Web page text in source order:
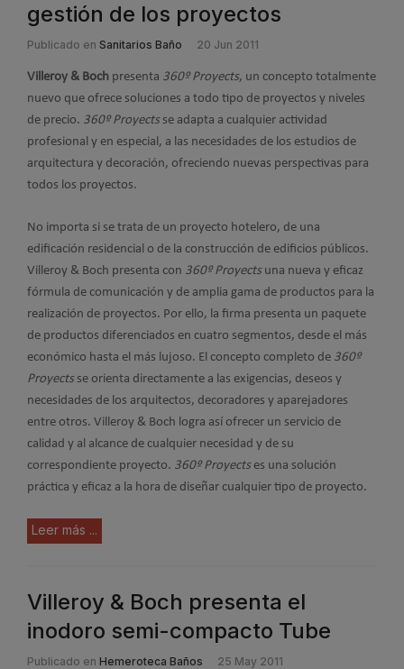
gestión de los proyectos
Publicado en Sanitarios Baño 20 Jun 2011
Villeroy & Boch presenta 360º Proyects, un concepto totalmente
nuevo que ofrece soluciones a todo tipo de proyectos y niveles
de precio. 360º Proyectsse adapta a cualquier actividad
profesional y en especial, a las necesidades de los estudios de
arquitectura y decoración, ofreciendo nuevas perspectivas para
todos los proyectos.
No importa si se trata de un proyecto hotelero, de una
edificación residencial o de la construcción de edificios públicos.
Villeroy & Boch presenta con 360º Proyects una nueva y eficaz
fórmula de comunicación y de amplia gama de productos para la
realización de proyectos. Por ello, la firma presenta un paquete
de productos diferenciados en cuatro segmentos, desde el más
económico hasta el más lujoso. El concepto completo de 360º
Proyectsse orienta directamente a las exigencias, deseos y
necesidades de los arquitectos, decoradores y aparejadores
entre otros. Villeroy & Boch logra así ofrecer un servicio de
calidad y al alcance de cualquier necesidad y de su
correspondiente proyecto. 360º Proyectses una solución
práctica y eficaz a la hora de diseñar cualquier tipo de proyecto.
Leer más ...
Villeroy & Boch presenta el
inodoro semi-compacto Tube
Publicado en Hemeroteca Baños 25 May 2011